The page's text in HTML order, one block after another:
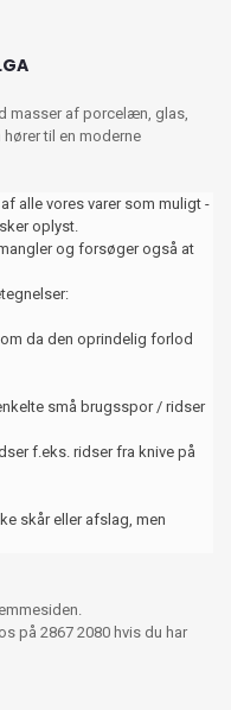
masser af porcelæn, glas,
hører til en moderne
alle vores varer som muligt -
oplyst.
og forsøger også at
den oprindelig forlod
små brugsspor / ridser
f.eks. ridser fra knive på
eller afslag, men
på 2867 2080 hvis du har